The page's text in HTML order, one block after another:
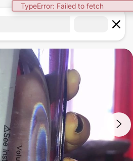
TypeError: Failed to fetch